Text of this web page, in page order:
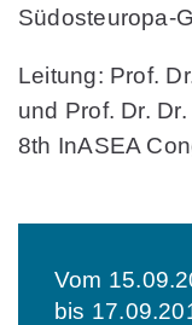
Südosteuropa-
Leitung: Prof.
und Prof. Dr.
8th InASEA
Vom
bis